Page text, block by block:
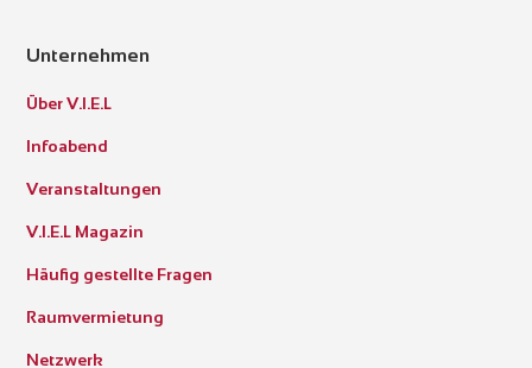
Unternehmen
Über V.I.E.L
Infoabend
Veranstaltungen
V.I.E.L Magazin
Häufig gestellte Fragen
Raumvermietung
Netzwerk